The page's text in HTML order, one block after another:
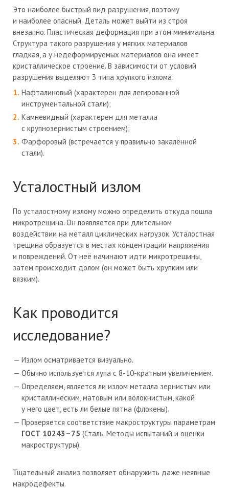
Это наиболее быстрый вид разрушения, поэтому
и наиболее опасный. Деталь может выйти из строя
внезапно. Пластическая деформация при этом минимальна.
Структура такого разрушения у мягких материалов
гладкая, а у недеформируемых материалов она имеет
кристаллическое строение. В зависимости от условий
разрушения выделяют 3 типа хрупкого излома:
Нафталиновый (характерен для легированной
инструментальной стали);
Камневидный (характерен для металла
с крупнозернистым строением);
Фарфоровый (встречается у правильно закалённой
стали).
Усталостный излом
По усталостному излому можно определить откуда пошла
микротрещина. Он появляется при длительном
воздействии на металл циклических нагрузок. Усталостная
трещина образуется в местах концентрации напряжения
и повреждений. От неё начинают идти микротрещины,
затем происходит долом (он может быть хрупким или
вязким).
Как проводится
исследование?
Излом осматривается визуально.
Обычно используется лупа с 8-10-кратным увеличением.
Определяем, является ли излом металла зернистым или
кристаллическим, матовым или волокнистым, какой
у него цвет, есть ли белые пятна (флокены).
Проверяется соответствие макроструктуры параметрам
ГОСТ 10243–75 (Сталь. Методы испытаний и оценки
макроструктуры).
Тщательный анализ позволяет обнаружить даже неявные
макродефекты.